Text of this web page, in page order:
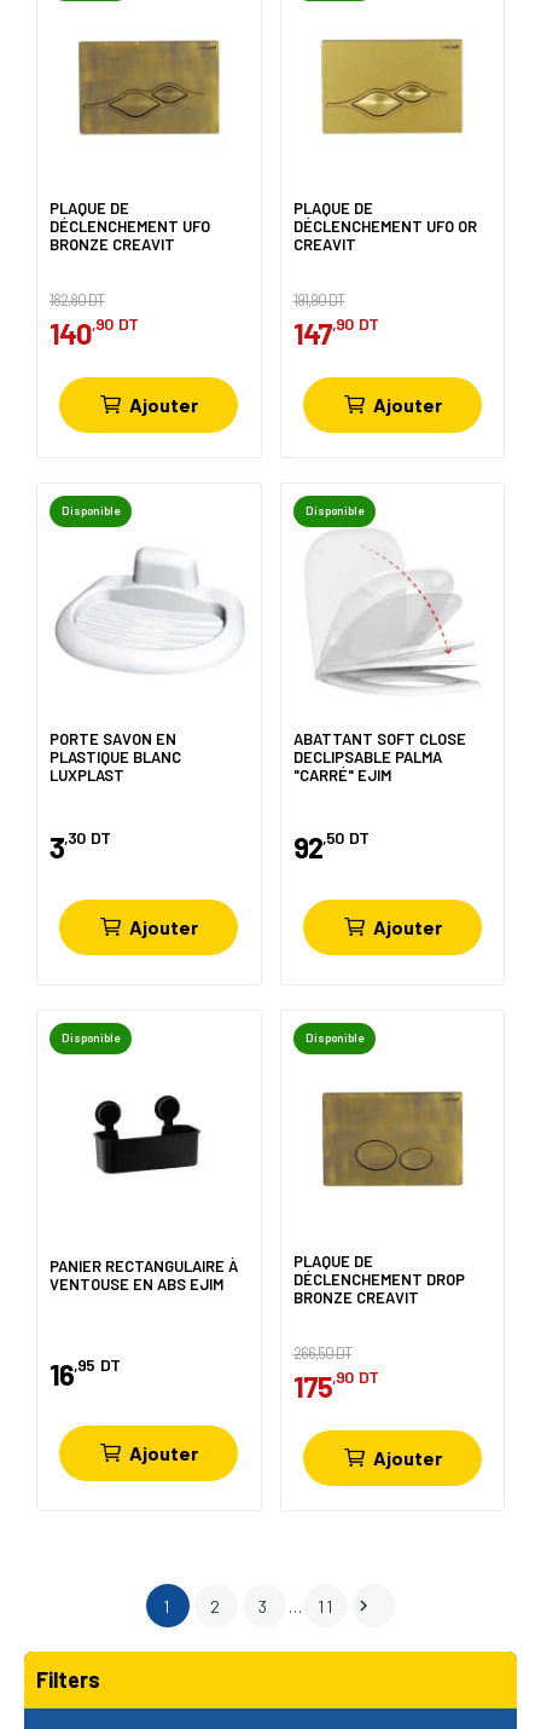
Filters
PLAQUE DE
DÉCLENCHEMENT UFO
BRONZE CREAVIT
182,80 DT
140,90 DT
Ajouter
PLAQUE DE
DÉCLENCHEMENT UFO OR
CREAVIT
191,90 DT
147,90 DT
Ajouter
Disponible
PORTE SAVON EN
PLASTIQUE BLANC
LUXPLAST
3,30 DT
Ajouter
Disponible
ABATTANT SOFT CLOSE
DECLIPSABLE PALMA
"CARRÉ" EJIM
92,50 DT
Ajouter
Disponible
PANIER RECTANGULAIRE À
VENTOUSE EN ABS EJIM
16,95 DT
Ajouter
Disponible
PLAQUE DE
DÉCLENCHEMENT DROP
BRONZE CREAVIT
266,50 DT
175,90 DT
Ajouter
1 2 3 … 11 